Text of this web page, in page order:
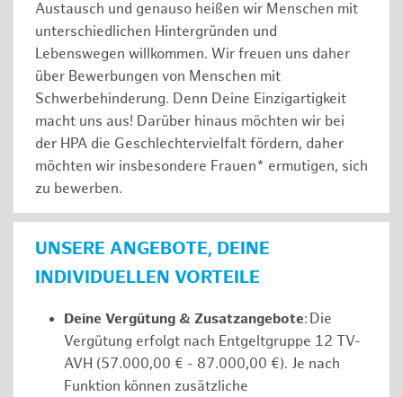
Austausch und genauso heißen wir Menschen mit
unterschiedlichen Hintergründen und
Lebenswegen willkommen. Wir freuen uns daher
über Bewerbungen von Menschen mit
Schwerbehinderung. Denn Deine Einzigartigkeit
macht uns aus! Darüber hinaus möchten wir bei
der HPA die Geschlechtervielfalt fördern, daher
möchten wir insbesondere Frauen* ermutigen, sich
zu bewerben.
UNSERE ANGEBOTE, DEINE
INDIVIDUELLEN VORTEILE
Deine Vergütung & Zusatzangebote: Die
Vergütung erfolgt nach Entgeltgruppe 12 TV-
AVH (57.000,00 € - 87.000,00 €). Je nach
Funktion können zusätzliche